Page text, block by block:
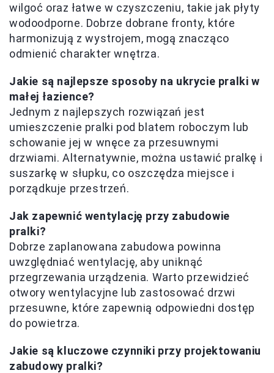
wilgoć oraz łatwe w czyszczeniu, takie jak płyty
wodoodporne. Dobrze dobrane fronty, które
harmonizują z wystrojem, mogą znacząco
odmienić charakter wnętrza.
Jakie są najlepsze sposoby na ukrycie pralki w
małej łazience?
Jednym z najlepszych rozwiązań jest
umieszczenie pralki pod blatem roboczym lub
schowanie jej w wnęce za przesuwnymi
drzwiami. Alternatywnie, można ustawić pralkę i
suszarkę w słupku, co oszczędza miejsce i
porządkuje przestrzeń.
Jak zapewnić wentylację przy zabudowie
pralki?
Dobrze zaplanowana zabudowa powinna
uwzględniać wentylację, aby uniknąć
przegrzewania urządzenia. Warto przewidzieć
otwory wentylacyjne lub zastosować drzwi
przesuwne, które zapewnią odpowiedni dostęp
do powietrza.
Jakie są kluczowe czynniki przy projektowaniu
zabudowy pralki?